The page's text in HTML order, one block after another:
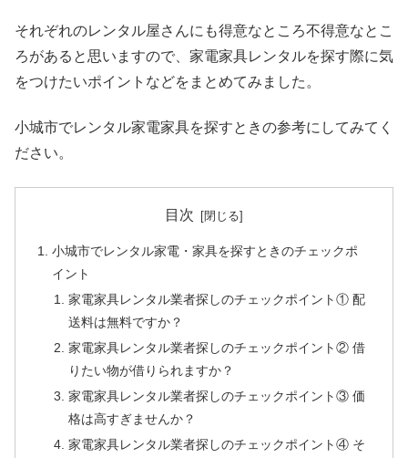
それぞれのレンタル屋さんにも得意なところ不得意なとこ
ろがあると思いますので、家電家具レンタルを探す際に気
をつけたいポイントなどをまとめてみました。
小城市でレンタル家電家具を探すときの参考にしてみてく
ださい。
目次
小城市でレンタル家電・家具を探すときのチェックポ
イント
家電家具レンタル業者探しのチェックポイント① 配
送料は無料ですか？
家電家具レンタル業者探しのチェックポイント② 借
りたい物が借りられますか？
家電家具レンタル業者探しのチェックポイント③ 価
格は高すぎませんか？
家電家具レンタル業者探しのチェックポイント④ そ